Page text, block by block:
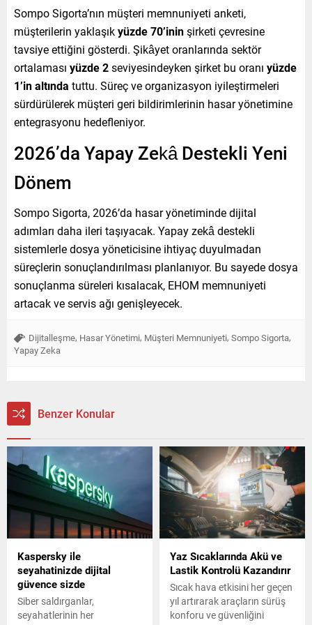
Sompo Sigorta’nın müşteri memnuniyeti anketi,
müşterilerin yaklaşıkyüzde 70’ininşirketi çevresine
tavsiye ettiğini gösterdi. Şikâyet oranlarında sektör
ortalaması yüzde 2seviyesindeyken şirket bu oranı yüzde
1’in altında tuttu. Süreç ve organizasyon iyileştirmeleri
sürdürülerek müşteri geri bildirimlerinin hasar yönetimine
entegrasyonu hedefleniyor.
2026’da Yapay Zekâ Destekli Yeni
Dönem
Sompo Sigorta, 2026’da hasar yönetiminde dijital
adımları daha ileri taşıyacak. Yapay zekâ destekli
sistemlerle dosya yöneticisine ihtiyaç duyulmadan
süreçlerin sonuçlandırılması planlanıyor. Bu sayede dosya
sonuçlanma süreleri kısalacak, EHOM memnuniyeti
artacak ve servis ağı genişleyecek.
Dijitalleşme, Hasar Yönetimi, Müşteri Memnuniyeti, Sompo Sigorta,
Yapay Zeka
Benzer Konular
Kaspersky ile
seyahatinizde dijital
güvence sizde
Siber saldırganlar,
seyahatlerinin her
Yaz Sıcaklarında Akü ve
Lastik Kontrolü Kazandırır
Sıcak hava etkisini her geçen
yıl artırarak araçların sürüş
konforu ve güvenliğini